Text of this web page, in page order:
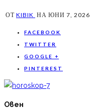
ОТ KIBIK НА ЮНИ 7, 2026
FACEBOOK
TWITTER
GOOGLE +
PINTEREST
Овен